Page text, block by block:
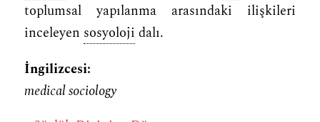
toplumsal yapılanma arasındaki ilişkileri
inceleyen sosyoloji dalı.
İngilizcesi:
medical sociology